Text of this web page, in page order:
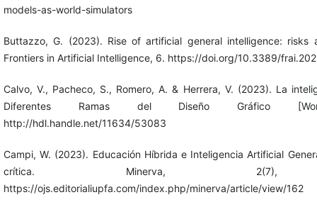
models-as-world-simulators
Buttazzo, G. (2023). Rise of artificial general intelligence: risks
Frontiers in Artificial Intelligence, 6. https://doi.org/10.3389/
Calvo, V., Pacheco, S., Romero, A. & Herrera, V. (2023). La
Diferentes Ramas del Diseño Gráfico
http://hdl.handle.net/11634/53083
Campi, W. (2023). Educación Híbrida e Inteligencia Artificial
crítica. Minerva, 2(7),
https://ojs.editorialiupfa.com/index.php/minerva/article/view/162